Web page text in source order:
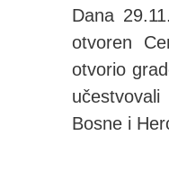
Dana
otvoren
otvorio
Bosne i